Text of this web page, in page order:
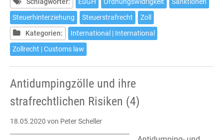
Schlagwörter: EuGH Ordnungswidrigkeit
Sanktionen
Steuerhinterziehung
Steuerstrafrecht
Zoll
Kategorien:
International | International
Zollrecht | Customs law
Antidumpingzölle und ihre
strafrechtlichen Risiken (4)
18.05.2020 von Peter Scheller